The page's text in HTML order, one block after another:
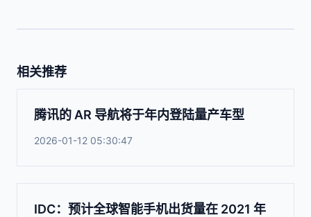
相关推荐
腾讯的 AR 导航将于年内登陆量产车型
2026-01-12 05:30:47
IDC：预计全球智能手机出货量在 2021 年